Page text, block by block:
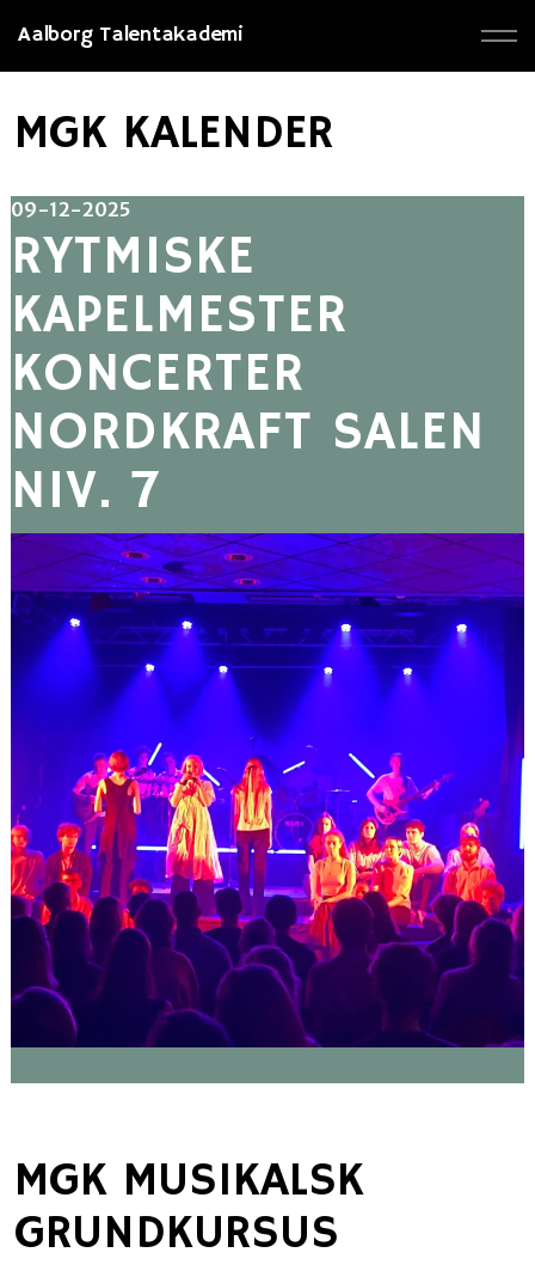
Aalborg Talentakademi
MGK KALENDER
09-12-2025
RYTMISKE
KAPELMESTER
KONCERTER
NORDKRAFT SALEN
NIV. 7
MGK MUSIKALSK
GRUNDKURSUS